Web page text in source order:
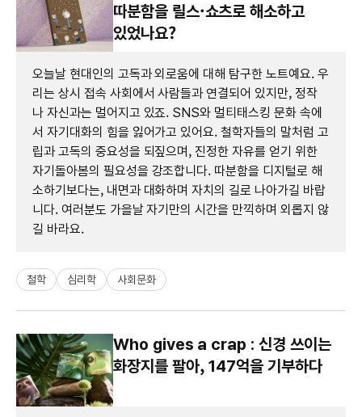
따분함을 릴스·쇼츠로 해소하고
있었나요?
오늘날 현대인의 고독과 외로움에 대해 탐구한 노트예요. 우
리는 상시 접속 사회에서 사람들과 연결되어 있지만, 정작
나 자신과는 멀어지고 있죠. SNS와 멀티태스킹 문화 속에
서 자기대화의 힘을 잃어가고 있어요. 철학자들의 말처럼 고
립과 고독의 중요성을 되짚으며, 진정한 자유를 얻기 위한
자기돌아봄의 필요성을 강조합니다. 따분함을 디지털로 해
소하기보다는, 내면과 대화하며 자치의 길로 나아가길 바랍
니다. 여러분도 가을날 자기만의 시간을 만끽하며 외롭지 않
길 바라요.
철학 심리학 사회문화
Who gives a crap : 신경 쓰이는
화장지를 팔아, 147억을 기부하다